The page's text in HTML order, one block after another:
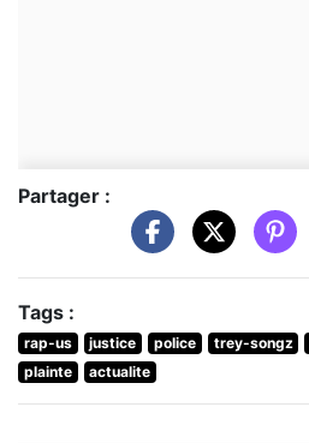
Partager :
Tags :
rap-us justice police trey-songz
plainte
actualite